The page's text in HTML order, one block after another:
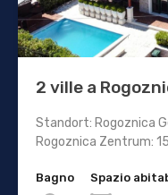
2 ville a
Standort: Rogoznica
Rogoznica Zentrum:
Bagno
Spazio